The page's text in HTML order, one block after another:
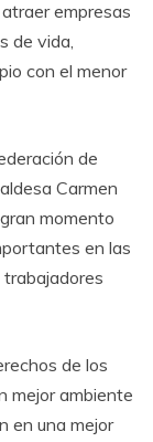
empresas
de vida,
con el menor
de
Carmen
momento
en las
trabajadores
de los
mejor ambiente
en una mejor